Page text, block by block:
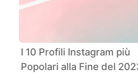
I 10 Profili Instagram più
Popolari alla Fine del